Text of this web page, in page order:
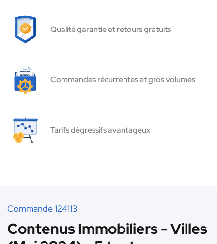
Qualité garantie et retours gratuits
Commandes récurrentes et gros volumes
Tarifs dégressifs avantageux
Commande 124113
Contenus Immobiliers - Villes